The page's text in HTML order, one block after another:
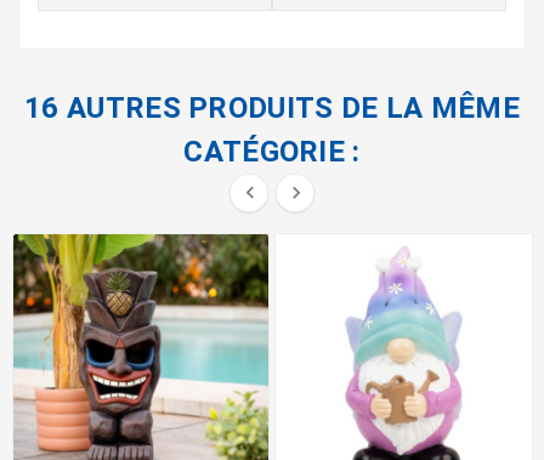
16 AUTRES PRODUITS DE LA MÊME
CATÉGORIE :
 